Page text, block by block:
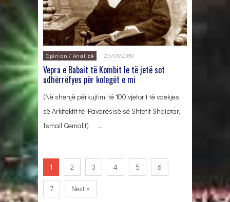
Opinion / Analizë 25/01/2019
Vepra e Babait të Kombit le të jetë sot
udhërrëfyes për kolegët e mi
(Në shenjë përkujtimi të 100 vjetorit të vdekjes
së Arkitektit të Pavarësisë së Shtetit Shqiptar,
Ismail Qemalit) …
1 2 3 4 5 6
7 Next »